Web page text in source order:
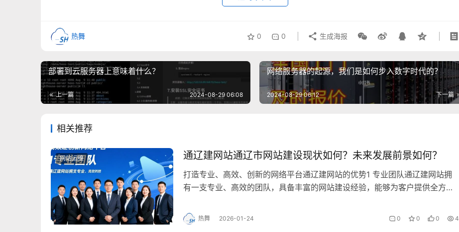
热舞 0 0 生成海报
部署到云服务器上意味着什么？
上一篇 2024-08-29 06:08
网络服务器的起源，我们是如何步入数字时代的？
下一篇
2024-08-29 06:12
相关推荐
网站运维 通辽建网站通辽市网站建设现状如何？未来发展前景如何？
打造专业、高效、创新的网络平台通辽建网站的优势1 专业团队通辽建网站拥
有一支专业、高效的团队，具备丰富的网站建设经验，能够为客户提供全方位
行，提高用户体验，3 个性化定制通辽建网站可根据客户需求,提供个性化定制
服务，满足不同行业的网站建设需求……
热舞 2026-01-24 0 0 0 4